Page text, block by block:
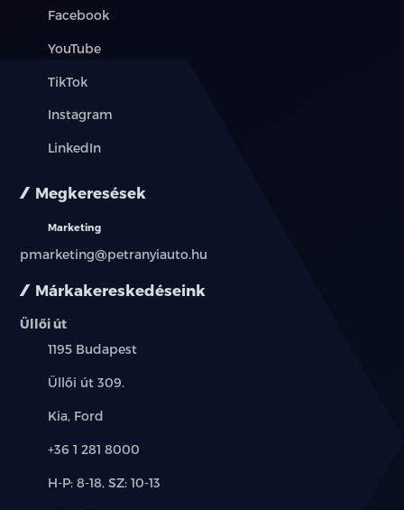
Márkakereskedéseink
Üllői út
Település:
1195 Budapest
Cím:
Üllői út 309.
Márkák:
Kia, Ford
Telefon:
+36 1 281 8000
Új-
H-P: 8-18, SZ: 10-13
Facebook
YouTube
TikTok
Instagram
LinkedIn
Megkeresések
Marketing
pmarketing@petranyiauto.hu